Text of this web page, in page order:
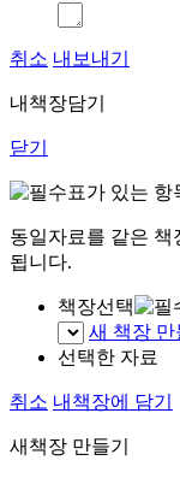
취소 내보내기
내책장담기
닫기
표가 있는 항
동일자료를 같은 책
됩니다.
책장선택
새 책장 만
선택한 자료
취소 내책장에 담기
새책장 만들기